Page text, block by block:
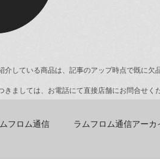
介している商品は、記事のアップ時点で既に欠
きましては、お電話にて直接店舗にお問合せく
フロム通信 ラムフロム通信アーカ